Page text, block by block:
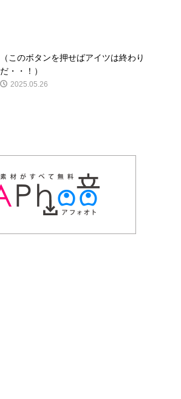
（このボタンを押せばアイツは終わり
だ・・！）
2025.05.26